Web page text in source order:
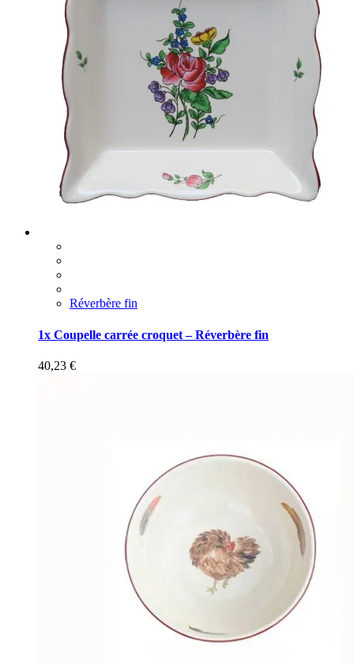
Réverbère fin
1x Coupelle carrée croquet – Réverbère fin
40,23 €